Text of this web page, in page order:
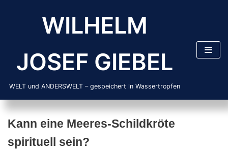
WILHELM
JOSEF GIEBEL
WELT und ANDERSWELT – gespeichert in Wassertropfen
Kann eine Meeres-Schildkröte
spirituell sein?